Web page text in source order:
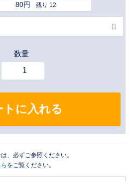
80円 残り 12
数量
トに入れる
、必ずご参照ください。
をご覧ください。